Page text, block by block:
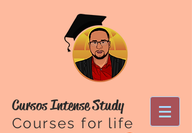
Cursos Intense Study
Courses for life